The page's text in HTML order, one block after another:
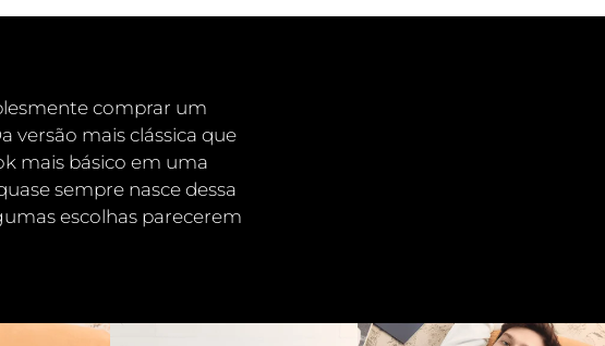
comprar um
versão mais clássica que
mais básico em uma
sempre nasce dessa
escolhas parecerem